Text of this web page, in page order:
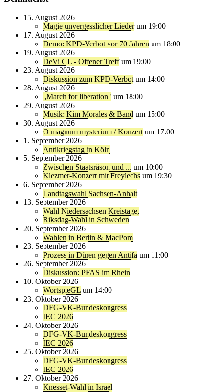
15. August 2026
Magie unvergesslicher Lieder um 19:00
17. August 2026
Demo: KPD-Verbot vor 70 Jahren um 18:00
19. August 2026
DeVi GL - Offener Treff um 19:00
23. August 2026
Diskussion zum KPD-Verbot um 14:00
28. August 2026
„March for liberation" um 18:00
29. August 2026
Musik: Kim Morales & Band um 15:00
30. August 2026
O magnum mysterium / Konzert um 17:00
1. September 2026
Antikriegstag in Köln
5. September 2026
Zwischen Staatsräson und ... um 10:00
Klezmer-Konzert mit Freylechs um 19:30
6. September 2026
Landtagswahl Sachsen-Anhalt
13. September 2026
Wahl Niedersachsen Kreistage,
Riksdag-Wahl in Schweden
20. September 2026
Wahlen in Berlin & MacPom
23. September 2026
Prozess in Düren gegen Antifa um 11:00
26. September 2026
Diskussion: PFAS im Rhein
10. Oktober 2026
WortspieGL um 14:00
23. Oktober 2026
DFG-VK-Bundeskongress
IEC 2026
24. Oktober 2026
DFG-VK-Bundeskongress
IEC 2026
25. Oktober 2026
DFG-VK-Bundeskongress
IEC 2026
27. Oktober 2026
Knesset-Wahl in Israel